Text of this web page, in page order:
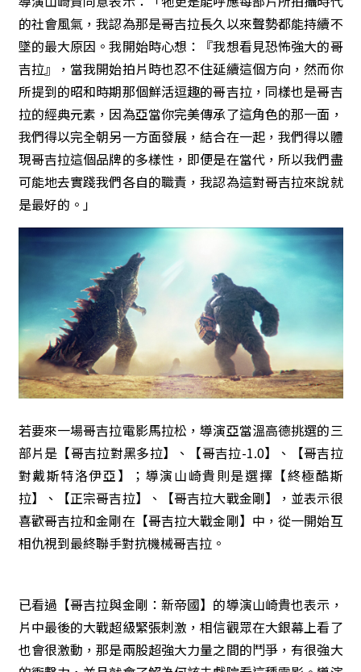
的社會風氣，我認為那是哥吉拉長久以來聲勢都能持續不
墜的最大原因。我開始時心想：『我想看見恐怖強大的哥
吉拉』，當我開始拍片時也忍不住延續這個方向，然而你
所提到的昭和時期那個鮮活逗趣的哥吉拉，同樣也是哥吉
拉的經典元素，因為亞當你完美傳承了這角色的那一面，
我們得以完全朝另一方面發展，結合在一起，我們得以體
現哥吉拉這個品牌的多樣性，即便是在當代，所以我們盡
可能地去實踐我們各自的職責，我認為這對哥吉拉來說就
是最好的。」
若要來一場哥吉拉電影馬拉松，導演亞當溫高德挑選的三
部片是【哥吉拉對黑多拉】、【哥吉拉-1.0】、【哥吉拉
對戴斯特洛伊亞】；導演山崎貴則是選擇【終極酷斯
拉】、【正宗哥吉拉】、【哥吉拉大戰金剛】，並表示很
喜歡哥吉拉和金剛在【哥吉拉大戰金剛】中，從一開始互
相仇視到最終聯手對抗機械哥吉拉。
已看過【哥吉拉與金剛：新帝國】的導演山崎貴也表示，
片中最後的大戰超級緊張刺激，相信觀眾在大銀幕上看了
也會很激動，那是兩股超強大力量之間的鬥爭，有很強大